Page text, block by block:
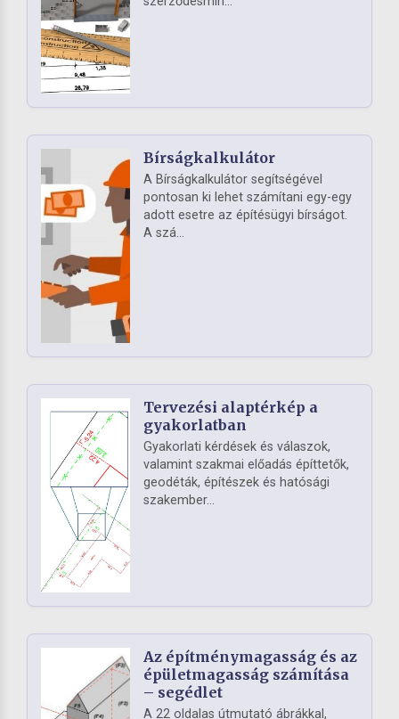
Bírságkalkulátor
A Bírságkalkulátor segítségével
pontosan ki lehet számítani egy-egy
adott esetre az építésügyi bírságot.
A szá...
Tervezési alaptérkép a
gyakorlatban
Gyakorlati kérdések és válaszok,
valamint szakmai előadás építtetők,
geodéták, építészek és hatósági
szakember...
Az építménymagasság és az
épületmagasság számítása
– segédlet
A 22 oldalas útmutató ábrákkal,